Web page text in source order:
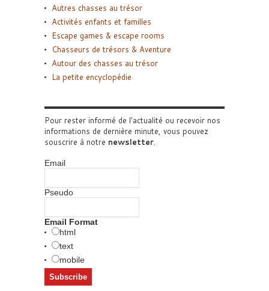
Autres chasses au trésor
Activités enfants et familles
Escape games & escape rooms
Chasseurs de trésors & Aventure
Autour des chasses au trésor
La petite encyclopédie
Pour rester informé de l'actualité ou recevoir nos
informations de dernière minute, vous pouvez
souscrire à notre newsletter.
Email
Pseudo
Email Format
html
text
mobile